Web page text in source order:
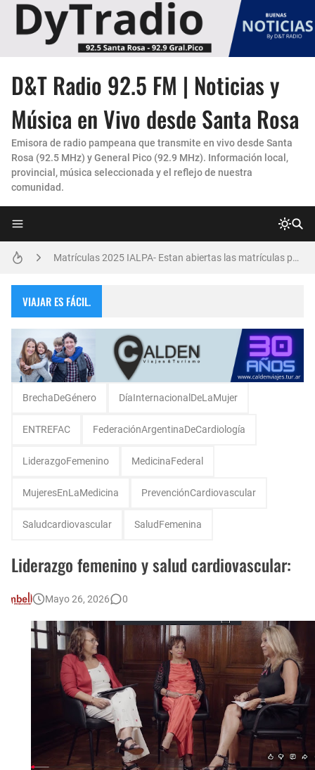
D&T Radio 92.5 FM | Noticias y
Música en Vivo desde Santa Rosa
Emisora de radio pampeana que transmite en vivo desde Santa
Rosa (92.5 MHz) y General Pico (92.9 MHz). Información local,
provincial, música seleccionada y el reflejo de nuestra
comunidad.
La Experiencia "Pampa Adentro" en 4x4:
Un Faro de Cuidado para Nuestros Mayores
Invitación Taller “Padres preparados, hijos con carácter”
Danzas Amanecer sureño en Con Pasión
Vicky Fleck presenta su primer trabajo musical AMENA...
Matrículas 2025 IALPA- Estan abiertas las matrículas para Jardin de Infantes.
VIAJAR ES FÁCIL.
BrechaDeGénero DíaInternacionalDeLaMujer
ENTREFAC FederaciónArgentinaDeCardiología
LiderazgoFemenino MedicinaFederal
MujeresEnLaMedicina PrevenciónCardiovascular
Saludcardiovascular SaludFemenina
Liderazgo femenino y salud cardiovascular:
Mayo 26, 2026 0